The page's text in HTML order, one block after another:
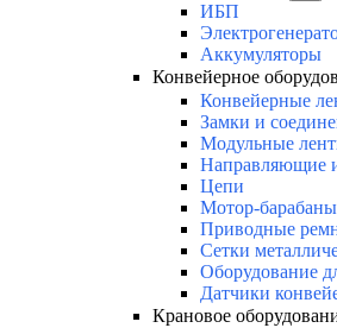
ИБП
Аккумуляторы
Конвейерное
Конвейерные
Замки и
Модульные
Направляющие
Цепи
Мотор-барабаны
Приводные
Сетки
Оборудование
Датчики
Крановое